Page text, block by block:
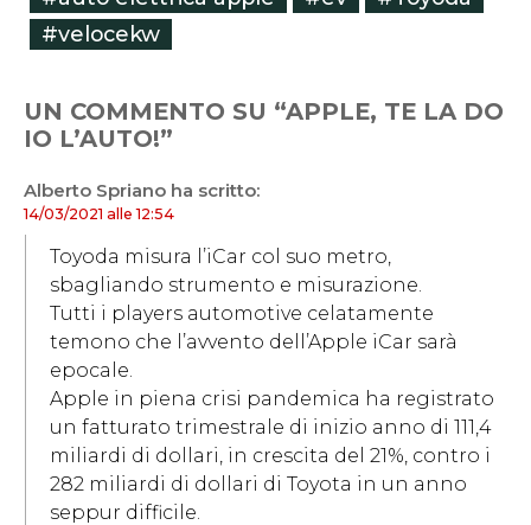
#velocekw
UN COMMENTO SU “APPLE, TE LA DO
IO L’AUTO!”
Alberto Spriano ha scritto:
14/03/2021 alle 12:54
Toyoda misura l’iCar col suo metro,
sbagliando strumento e misurazione.
Tutti i players automotive celatamente
temono che l’avvento dell’Apple iCar sarà
epocale.
Apple in piena crisi pandemica ha registrato
un fatturato trimestrale di inizio anno di 111,4
miliardi di dollari, in crescita del 21%, contro i
282 miliardi di dollari di Toyota in un anno
seppur difficile.